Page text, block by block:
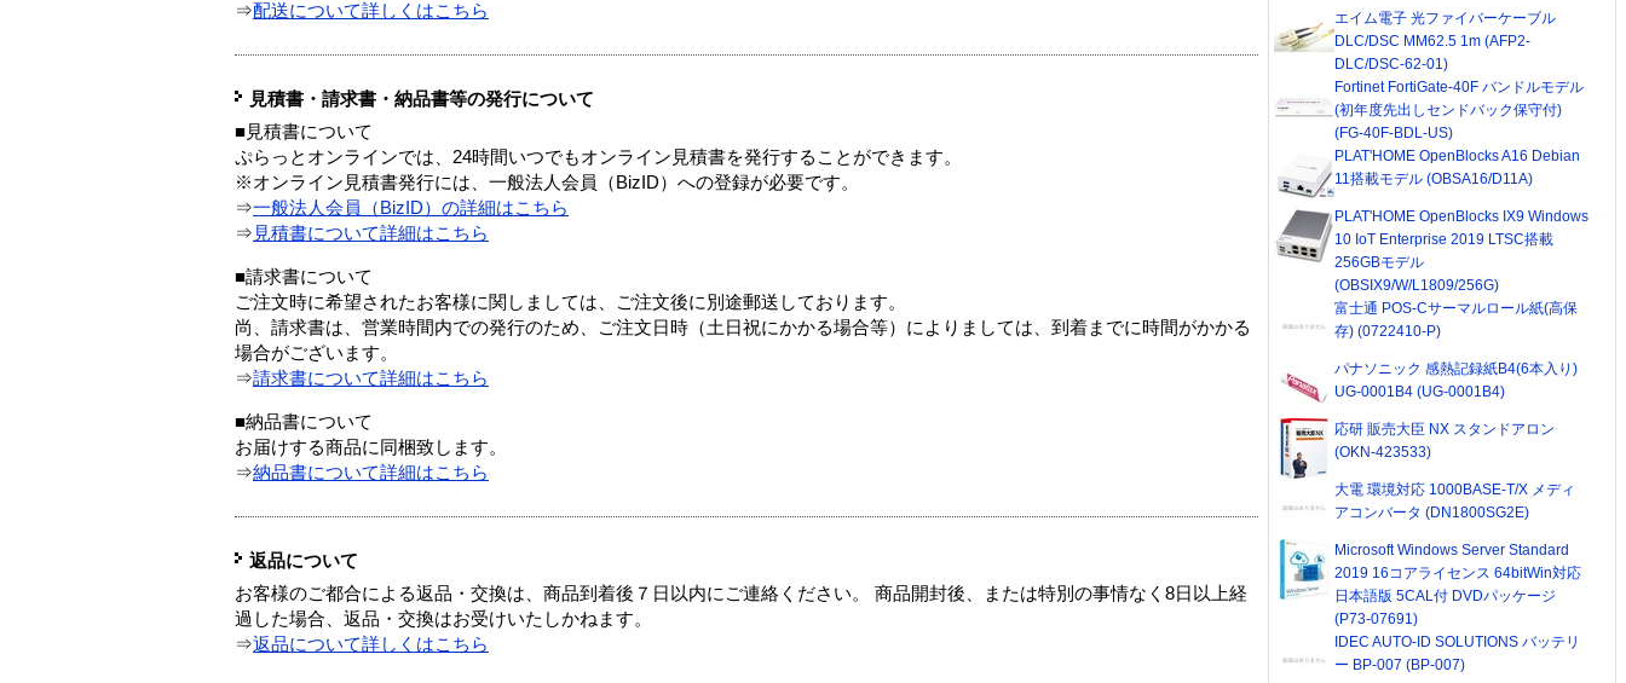
⇒配送について詳しくはこちら
見積書・請求書・納品書等の発行について
■見積書について
ぷらっとオンラインでは、24時間いつでもオンライン見積書を発行することができます。
※オンライン見積書発行には、一般法人会員（BizID）への登録が必要です。
⇒一般法人会員（BizID）の詳細はこちら
⇒ 見積書について詳細はこちら
■請求書について
ご注文時に希望されたお客様に関しましては、ご注文後に別途郵送しております。
尚、請求書は、営業時間内での発行のため、ご注文日時（土日祝にかかる場合等）によりましては、到着までに時間がかかる
場合がございます。
⇒請求書について詳細はこちら
■納品書について
お届けする商品に同梱致します。
⇒納品書について詳細はこちら
返品について
お客様のご都合による返品・交換は、商品到着後７日以内にご連絡ください。 商品開封後、または特別の事情なく8日以上経
過した場合、返品・交換はお受けいたしかねます。
⇒返品について詳しくはこちら
エイム電子 光ファイバーケーブル
DLC/DSC MM62.5 1m (AFP2-
DLC/DSC-62-01)
Fortinet FortiGate-40F バンドルモデル
(初年度先出しセンドバック保守付)
(FG-40F-BDL-US)
PLAT'HOME OpenBlocks A16 Debian
11搭載モデル (OBSA16/D11A)
PLAT'HOME OpenBlocks IX9 Windows
10 IoT Enterprise 2019 LTSC搭載
256GBモデル
(OBSIX9/W/L1809/256G)
富士通 POS-Cサーマルロール紙(高保
存) (0722410-P)
パナソニック 感熱記録紙B4(6本入り)
UG-0001B4 (UG-0001B4)
応研 販売大臣 NX スタンドアロン
(OKN-423533)
大電 環境対応 1000BASE-T/X メディ
アコンバータ (DN1800SG2E)
Microsoft Windows Server Standard
2019 16コアライセンス 64bitWin対応
日本語版 5CAL付 DVDパッケージ
(P73-07691)
IDEC AUTO-ID SOLUTIONS バッテリ
ー BP-007 (BP-007)